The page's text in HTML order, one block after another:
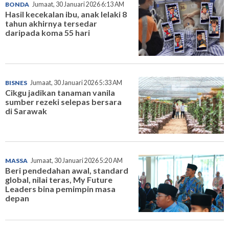
BONDA Jumaat, 30 Januari 2026 6:13 AM
Hasil kecekalan ibu, anak lelaki 8
tahun akhirnya tersedar
daripada koma 55 hari
BISNES Jumaat, 30 Januari 2026 5:33 AM
Cikgu jadikan tanaman vanila
sumber rezeki selepas bersara
di Sarawak
MASSA Jumaat, 30 Januari 2026 5:20 AM
Beri pendedahan awal, standard
global, nilai teras, My Future
Leaders bina pemimpin masa
depan